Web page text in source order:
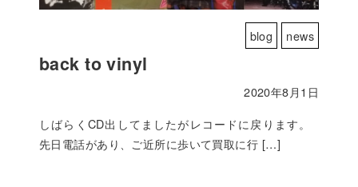
blog news
back to vinyl
2020年8月1日
しばらくCD出してましたがレコードに戻ります。
先日電話があり、ご近所に歩いて買取に行 […]